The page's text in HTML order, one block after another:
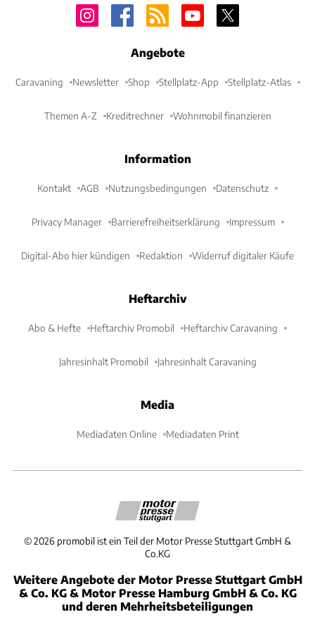
Angebote
Caravaning Newsletter Shop Stellplatz-App Stellplatz-Atlas
Themen A-Z Kreditrechner Wohnmobil finanzieren
Information
Kontakt AGB Nutzungsbedingungen Datenschutz
Privacy Manager Barrierefreiheitserklärung Impressum
Digital-Abo hier kündigen Redaktion Widerruf digitaler Käufe
Heftarchiv
Abo & Hefte Heftarchiv Promobil Heftarchiv Caravaning
Jahresinhalt Promobil Jahresinhalt Caravaning
Media
Mediadaten Online Mediadaten Print
©2026 promobil ist ein Teil der Motor Presse Stuttgart GmbH &
Co.KG
Weitere Angebote der Motor Presse Stuttgart GmbH
& Co. KG & Motor Presse Hamburg GmbH & Co. KG
und deren Mehrheitsbeteiligungen